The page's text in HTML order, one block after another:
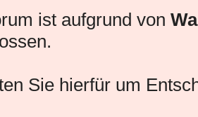
ist aufgrund von
Sie hierfür um